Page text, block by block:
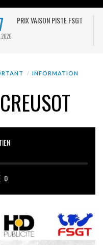
2026
PRIX VAISON PISTE FSGT
INFORMATION
0